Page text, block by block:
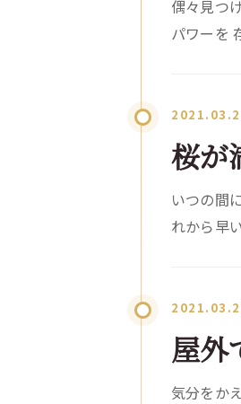
偶々見つ
パワーを
桜が
いつの間
れから早
屋外
気分をか